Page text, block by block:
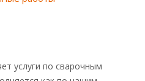
услуги по сварочным